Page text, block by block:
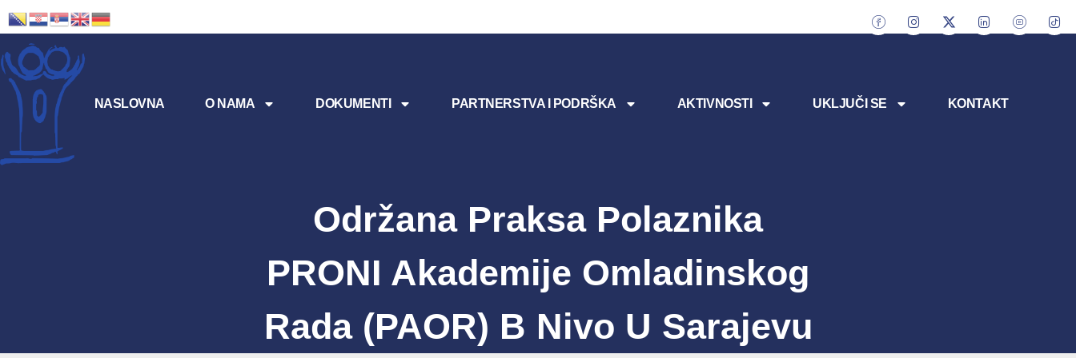
NASLOVNA O NAMA DOKUMENTI PARTNERSTVA I PODRŠKA AKTIVNOSTI UKLJUČI SE KONTAKT
Održana Praksa Polaznika
PRONI Akademije Omladinskog
Rada (PAOR) B Nivo U Sarajevu